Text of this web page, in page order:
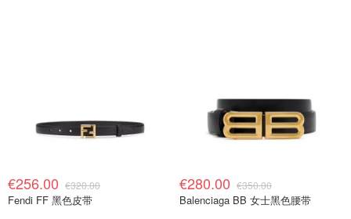
€256.00 €320.00
Fendi FF 黑色皮带
€280.00 €350.00
Balenciaga BB 女士黑色腰带